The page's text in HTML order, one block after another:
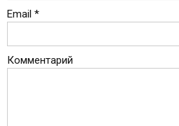
Email *
Комментарий